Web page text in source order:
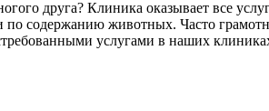
друга? Клиника оказывает все
содержанию животных. Часто
услугами в наших